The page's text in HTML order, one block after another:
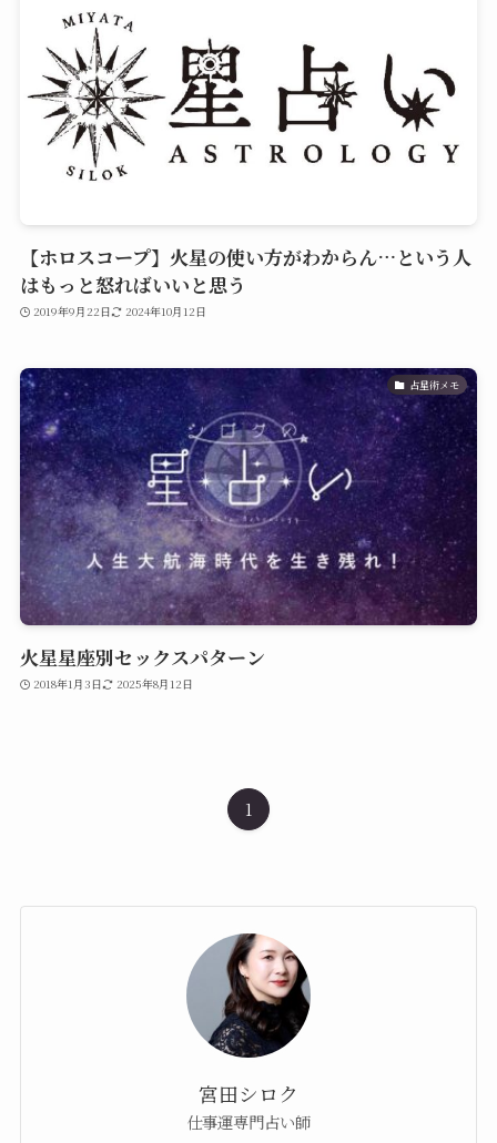
【ホロスコープ】火星の使い方がわからん…という人
はもっと怒ればいいと思う
2019年9月22日 2024年10月12日
占星術メモ
火星星座別セックスパターン
2018年1月3日 2025年8月12日
1
宮田シロク
仕事運専門占い師